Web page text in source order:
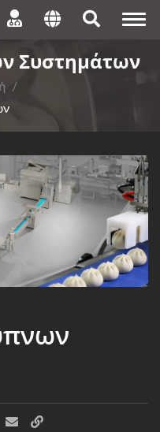
Συστημάτων
/